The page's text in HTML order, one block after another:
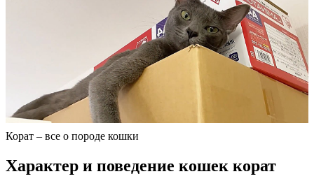
Корат – все о породе кошки
Характер и поведение кошек корат